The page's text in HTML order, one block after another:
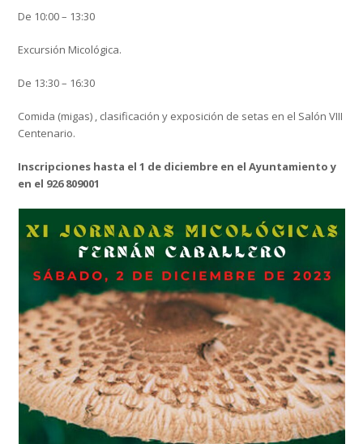
De 10:00 – 13:30
Excursión Micológica.
De 13:30 – 16:30
Comida (migas) , clasificación y exposición de setas en el Salón VIII
Centenario.
Inscripciones hasta el 1 de diciembre en el Ayuntamiento y
en el 926 809001